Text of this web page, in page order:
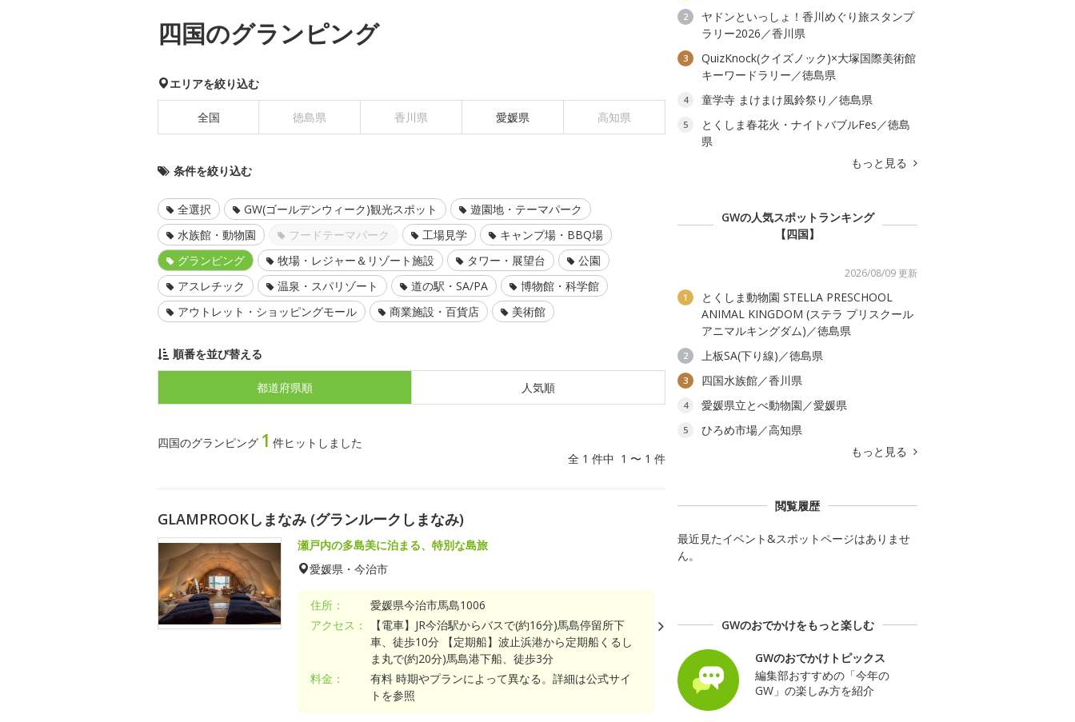
四国のグランピング
エリアを絞り込む
全国 徳島県 香川県 愛媛県 高知県
条件を絞り込む
全選択 GW(ゴールデンウィーク)観光スポット
遊園地・テーマパーク
水族館・動物園
フードテーマパーク 工場見学
キャンプ場・BBQ場
グランピング
牧場・レジャー＆リゾート施設 タワー・展望台
公園
アスレチック
温泉・スパリゾート 道の駅・SA/PA
博物館・科学館
アウトレット・ショッピングモール
商業施設・百貨店 美術館
順番を並び替える
都道府県順 人気順
四国のグランピング 1 件ヒットしました
全 1 件中 1 〜 1 件
GLAMPROOKしまなみ (グランルークしまなみ)
瀬戸内の多島美に泊まる、特別な島旅
愛媛県・今治市
住所：
愛媛県今治市馬島1006
アクセス：
【電車】JR今治駅からバスで(約16分)馬島停留所下
車、徒歩10分 【定期船】波止浜港から定期船くるし
ま丸で(約20分)馬島港下船、徒歩3分
料金：
有料 時期やプランによって異なる。詳細は公式サイ
トを参照
2
ヤドンといっしょ！香川めぐり旅スタンプ
ラリー2026／香川県
3
QuizKnock(クイズノック)×大塚国際美術館
キーワードラリー／徳島県
4 童学寺 まけまけ風鈴祭り／徳島県
5
とくしま春花火・ナイトバブルFes／徳島
県
もっと見る
GWの人気スポットランキング
【四国】
2026/08/09 更新
1
とくしま動物園 STELLA PRESCHOOL
ANIMAL KINGDOM (ステラ プリスクール
アニマルキングダム)／徳島県
2 上板SA(下り線)／徳島県
3 四国水族館／香川県
4 愛媛県立とべ動物園／愛媛県
5
ひろめ市場／高知県
もっと見る
閲覧履歴
最近見たイベント&スポットページはありませ
ん。
GWのおでかけをもっと楽しむ
GWのおでかけトピックス
編集部おすすめの「今年の
GW」の楽しみ方を紹介